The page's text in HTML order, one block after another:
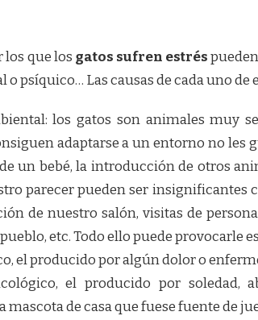
los que los gatos sufren estrés
o psíquico… Las causas de cada uno de
los gatos son animales muy
adaptarse a un entorno no les
un bebé, la introducción de otros
parecer pueden ser insignificantes
de nuestro salón, visitas de
etc. Todo ello puede provocarle
el producido por algún dolor o
el producido por soledad,
mascota de casa que fuese fuente de